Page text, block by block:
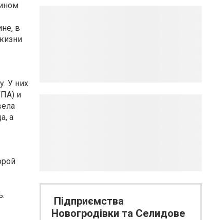
в
У них
и
а
Підприємства
Новогродівки та Селидове